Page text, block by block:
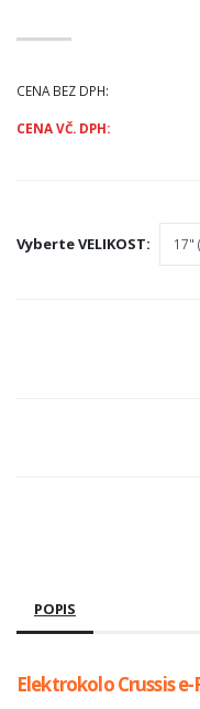
CENA BEZ DPH:
CENA VČ. DPH:
VyberteVELIKOST:
POPIS
Elektrokolo Crussis